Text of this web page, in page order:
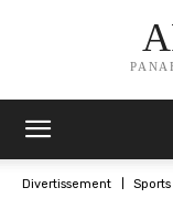
Divertissement Sports